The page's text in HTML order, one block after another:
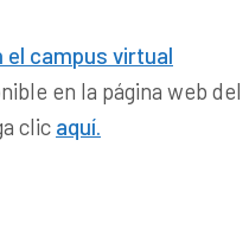
el campus virtual
en la página web del
clic aquí.